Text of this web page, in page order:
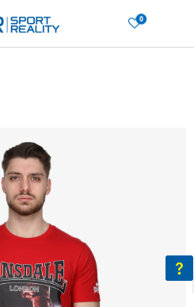
0
online i preuzmite u prodavnici po vašem
izboru
VIŠE